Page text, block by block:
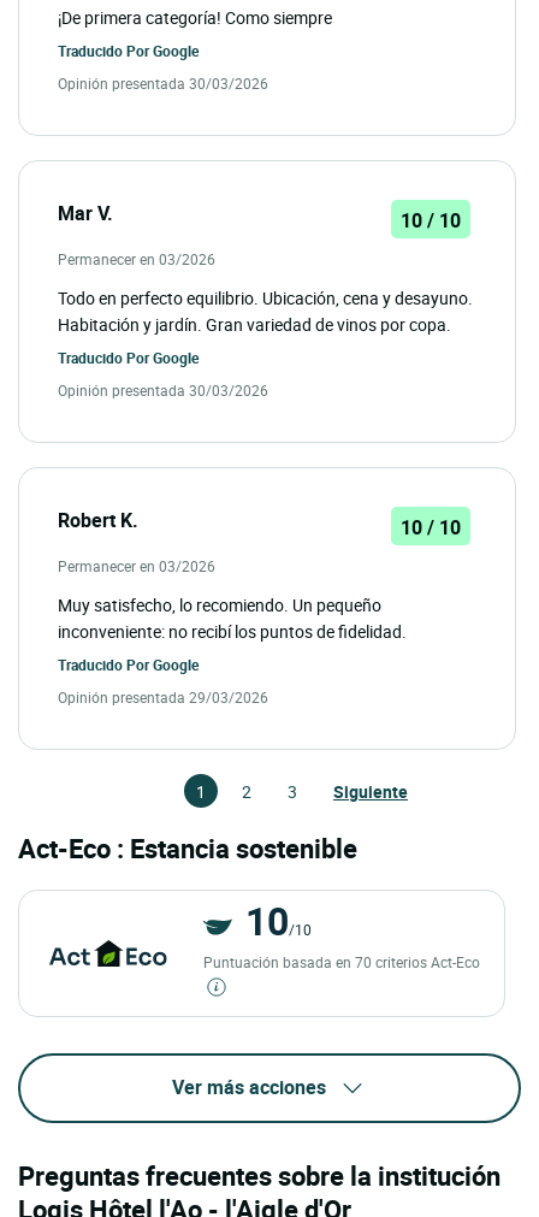
¡De primera categoría! Como siempre
Traducido PorGoogle
Opinión presentada 30/03/2026
Mar V. 10 / 10
Permanecer en 03/2026
Todo en perfecto equilibrio. Ubicación, cena y desayuno.
Habitación y jardín. Gran variedad de vinos por copa.
Traducido PorGoogle
Opinión presentada 30/03/2026
Robert K. 10 / 10
Permanecer en 03/2026
Muy satisfecho, lo recomiendo. Un pequeño
inconveniente: no recibí los puntos de fidelidad.
Traducido PorGoogle
Opinión presentada 29/03/2026
1 2 3 Siguiente
Act-Eco : Estancia sostenible
10/10
Puntuación basada en 70 criterios Act-Eco
Ver más acciones
Preguntas frecuentes sobre la institución
Logis Hôtel l'Ao - l'Aigle d'Or